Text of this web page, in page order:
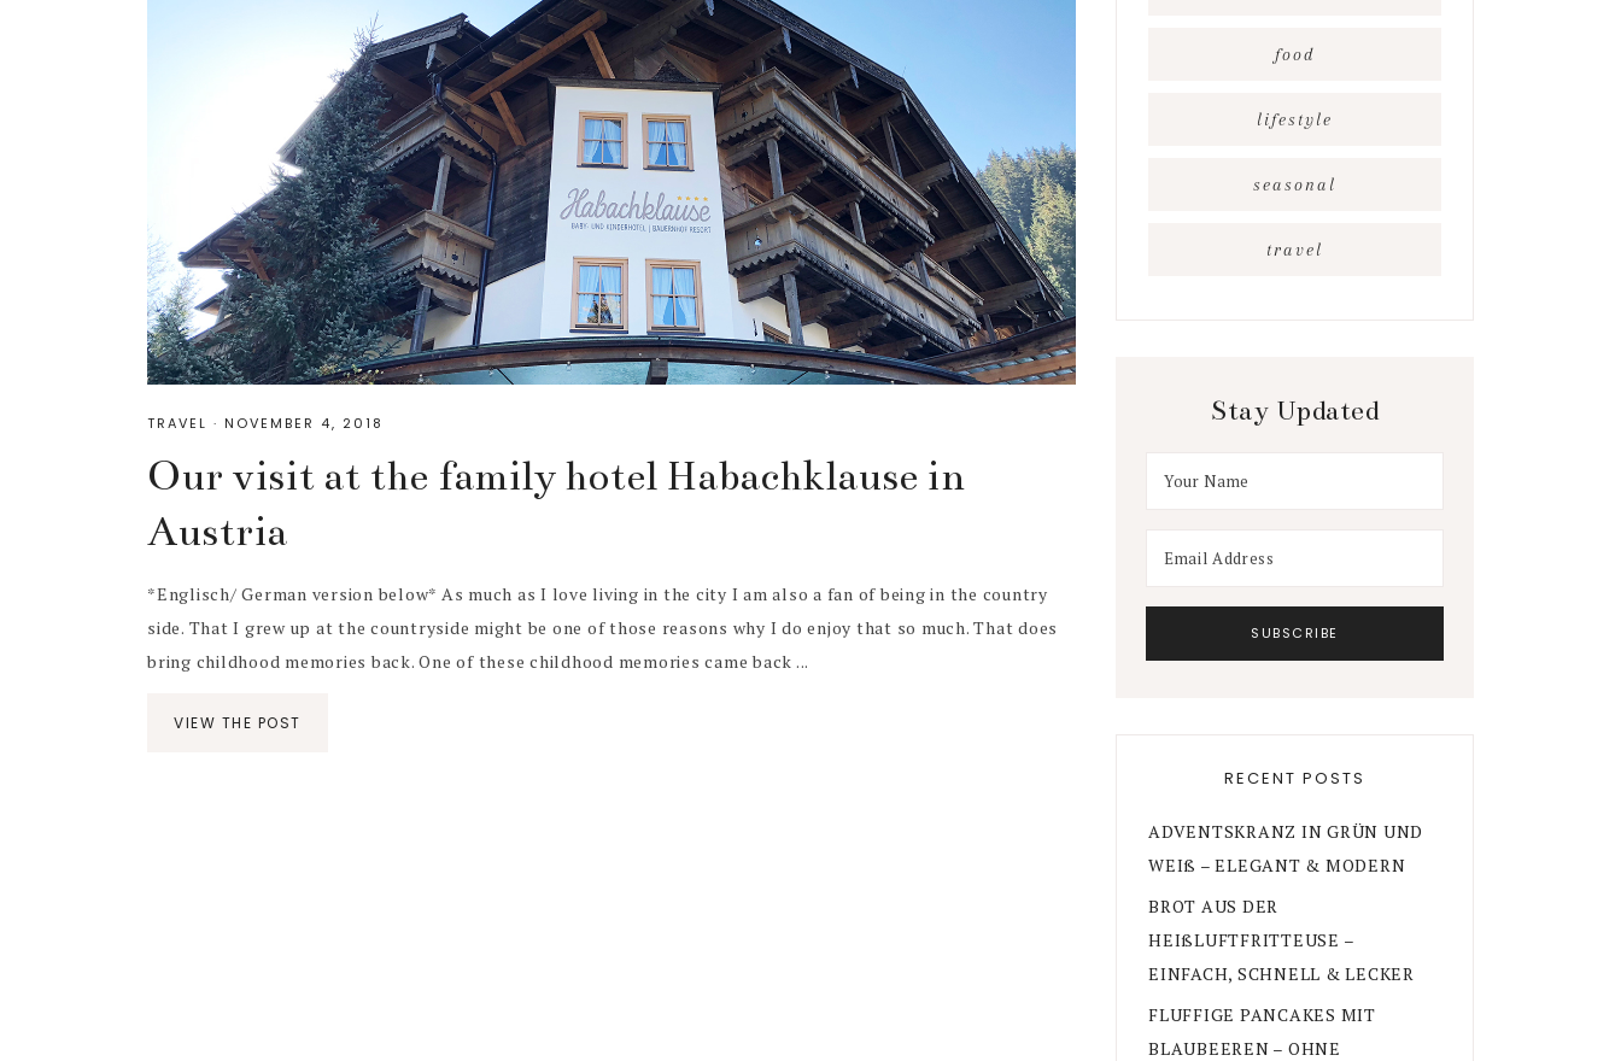
TRAVEL · NOVEMBER 4, 2018
Our visit at the family hotel Habachklause in
Austria
*Englisch/ German version below* As much as I love living in the city I am also a fan of being in the country
side. That I grew up at the countryside might be one of those reasons why I do enjoy that so much. That does
bring childhood memories back. One of these childhood memories came back ...
VIEW THE POST
food
lifestyle
seasonal
travel
Stay Updated
RECENT POSTS
ADVENTSKRANZ IN GRÜN UND
WEIß – ELEGANT & MODERN
BROT AUS DER
HEIßLUFTFRITTEUSE –
EINFACH, SCHNELL & LECKER
FLUFFIGE PANCAKES MIT
BLAUBEEREN – OHNE